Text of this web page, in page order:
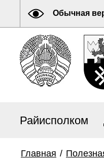
Обычная
Райисполком
Главная /